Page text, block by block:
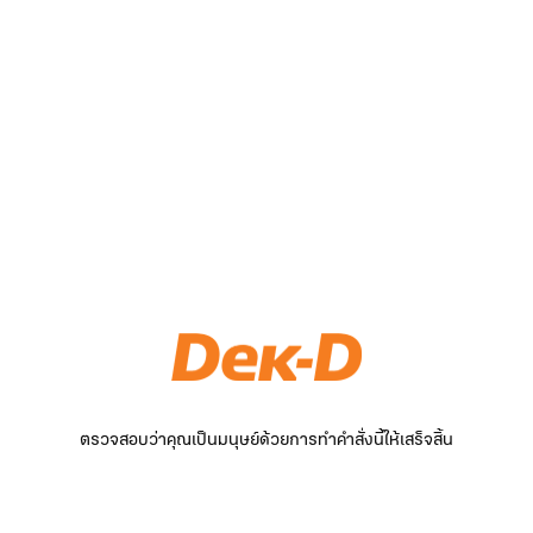
ตรวจสอบว่าคุณเป็นมนุษย์ด้วยการทำคำสั่งนี้ให้เสร็จสิ้น